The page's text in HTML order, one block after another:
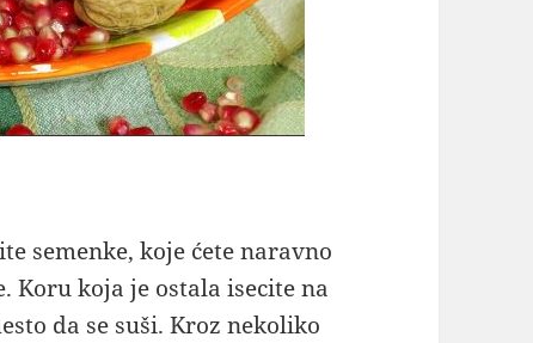
semenke, koje ćete naravno
Koru koja je ostala isecite na
da se suši. Kroz nekoliko